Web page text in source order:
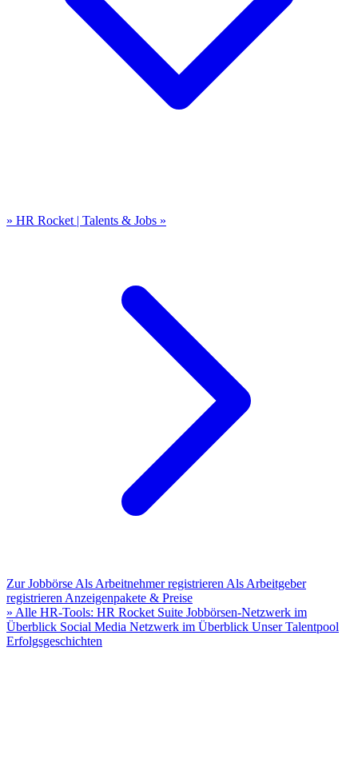
» HR Rocket | Talents & Jobs »
Zur Jobbörse Als Arbeitnehmer registrieren Als Arbeitgeber
registrieren Anzeigenpakete & Preise
» Alle HR-Tools: HR Rocket Suite Jobbörsen-Netzwerk im
Überblick Social Media Netzwerk im Überblick Unser Talentpool
Erfolgsgeschichten